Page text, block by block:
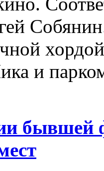
и
бывшей